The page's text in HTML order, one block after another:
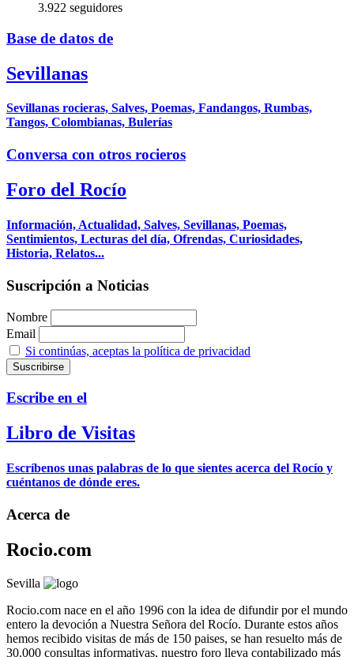
3.922 seguidores
Base de datos de
Sevillanas
Sevillanas rocieras, Salves, Poemas, Fandangos, Rumbas,
Tangos, Colombianas, Bulerías
Conversa con otros rocieros
Foro del Rocío
Información, Actualidad, Salves, Sevillanas, Poemas,
Sentimientos, Lecturas del día, Ofrendas, Curiosidades,
Historia, Relatos...
Suscripción a Noticias
Nombre
Email
Si continúas, aceptas la política de privacidad
Escribe en el
Libro de Visitas
Escríbenos unas palabras de lo que sientes acerca del Rocío y
cuéntanos de dónde eres.
Acerca de
Rocio.com
Sevilla
Rocio.com nace en el año 1996 con la idea de difundir por el mundo
entero la devoción a Nuestra Señora del Rocío. Durante estos años
hemos recibido visitas de más de 150 paises, se han resuelto más de
30.000 consultas informativas, nuestro foro lleva contabilizado más